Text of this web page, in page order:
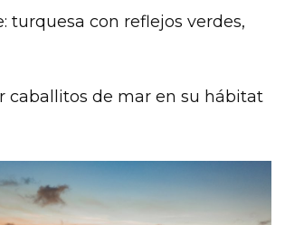
con reflejos verdes,
caballitos de mar en su hábitat